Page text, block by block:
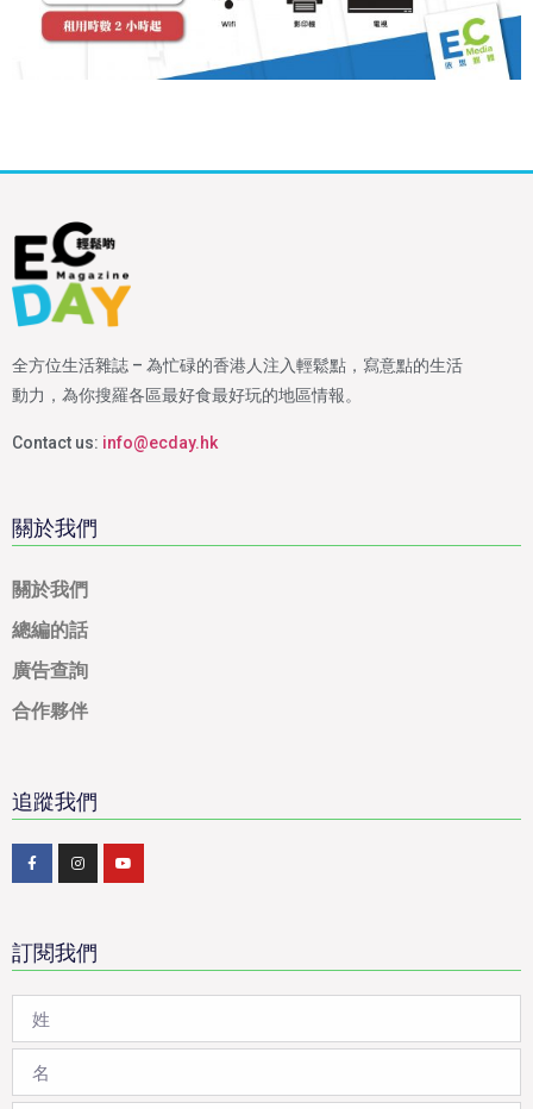
全方位生活雜誌 – 為忙碌的香港人注入輕鬆點，寫意點的生活
動力，為你搜羅各區最好食最好玩的地區情報。
Contact us: info@ecday.hk
關於我們
關於我們
總編的話
廣告查詢
合作夥伴
追蹤我們
訂閱我們